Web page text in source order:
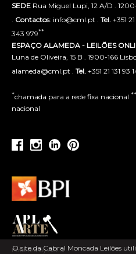
O site da Cabral Moncada Leilões
SEDE Rua Miguel Lupi, 12 A/D .
Contactos: info@cml.pt . Tel. +351
343 979**
ESPAÇO ALAMEDA - LEILÕES
Luna de Oliveira, 15 B . 1900-166
alameda@cml.pt . Tel. +351 21 131 93
*chamada para a rede fixa nacional **
nacional
Powered by ACLSI